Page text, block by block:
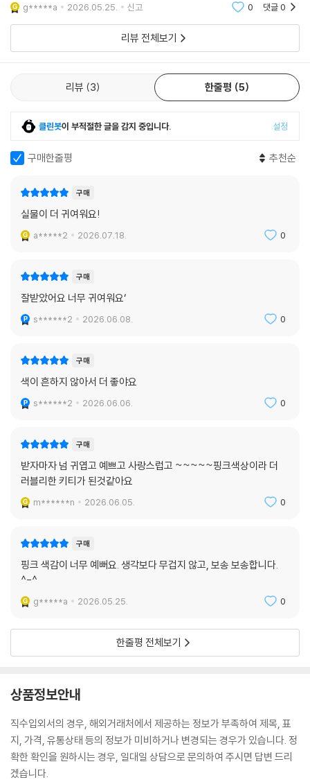
g*****a 2026.05.25. 신고 0 댓글0
리뷰 전체보기
리뷰 3 한줄평 5
클린봇이 부적절한 글을 감지 중입니다. 설정
구매한줄평 추천순
구매
실물이 더 귀여워요!
a*****2 2026.07.18. 0
구매
잘받았어요 너무 귀여워요‘
s******2 2026.06.08. 0
구매
색이 흔하지 않아서 더 좋야요
s******2 2026.06.06. 0
구매
받자마자 넘 귀엽고 예쁘고 사랑스럽고 ~~~~~핑크색상이라 더
러블리한 키티가 된것같아요
m******n 2026.06.05. 0
구매
핑크 색감이 너무 예뻐요. 생각보다 무겁지 않고, 보송 보송합니다.
^-^
g*****a 2026.05.25. 0
한줄평 전체보기
상품정보안내
직수입외서의 경우, 해외거래처에서 제공하는 정보가 부족하여 제목, 표
지, 가격, 유통상태 등의 정보가 미비하거나 변경되는 경우가 있습니다. 정
확한 확인을 원하시는 경우, 일대일 상담으로 문의하여 주시면 답변 드리
겠습니다.